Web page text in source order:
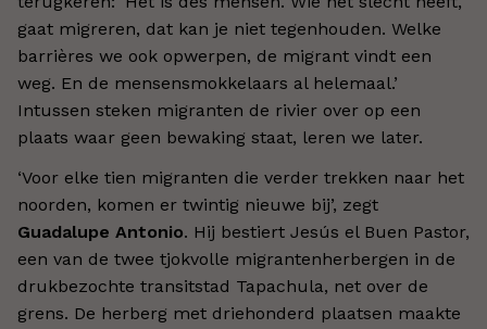
gaat migreren, dat kan je niet tegenhouden. Welke
barrières we ook opwerpen, de migrant vindt een
weg. En de mensensmokkelaars al helemaal.’
Intussen steken migranten de rivier over op een
plaats waar geen bewaking staat, leren we later.
‘Voor elke tien migranten die verder trekken naar het
noorden, komen er twintig nieuwe bij’, zegt
Guadalupe Antonio. Hij bestiert Jesús el Buen Pastor,
een van de twee tjokvolle migrantenherbergen in de
drukbezochte transitstad Tapachula, net over de
grens. De herberg met driehonderd plaatsen maakte